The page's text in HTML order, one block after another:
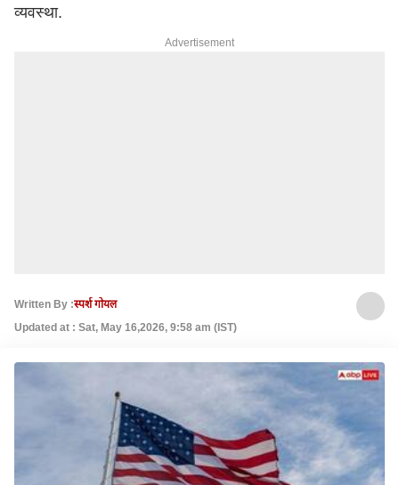
व्यवस्था.
Advertisement
Written By :स्पर्श गोयल
Updated at : Sat, May 16,2026, 9:58 am (IST)